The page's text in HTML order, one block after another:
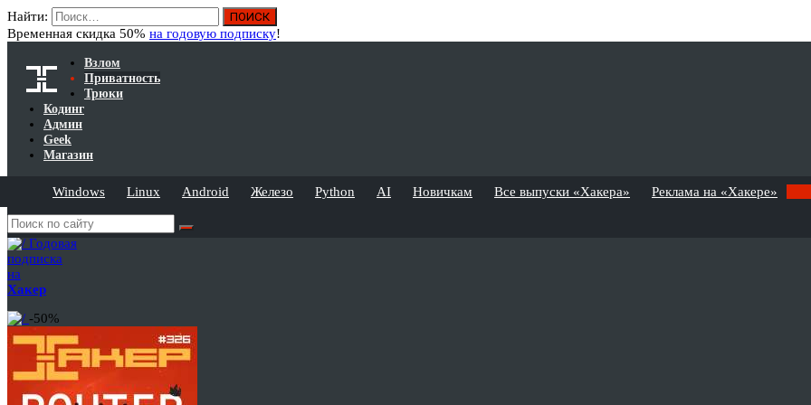
Найти:
Временная скидка 50% на годовую подписку!
Взлом
Приватность
Трюки
Кодинг
Админ
Geek
Магазин
Windows Linux Android Железо Python AI Новичкам Все выпуски «Хакера» Реклама на «Хакере»
Годовая
подписка
на
Хакер
-50%